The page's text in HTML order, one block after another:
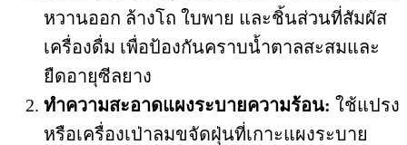
หวานออก ล้างโถ ใบพาย และชิ้นส่วนที่สัมผัส
เครื่องดื่ม เพื่อป้องกันคราบน้ำตาลสะสมและ
ยืดอายุซีลยาง
ทำความสะอาดแผงระบายความร้อน: ใช้แปรง
หรือเครื่องเป่าลมขจัดฝุ่นที่เกาะแผงระบาย